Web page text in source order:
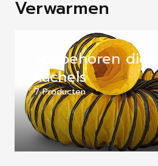
Verwarmen
Toebehoren diesel
kachels
7 Producten